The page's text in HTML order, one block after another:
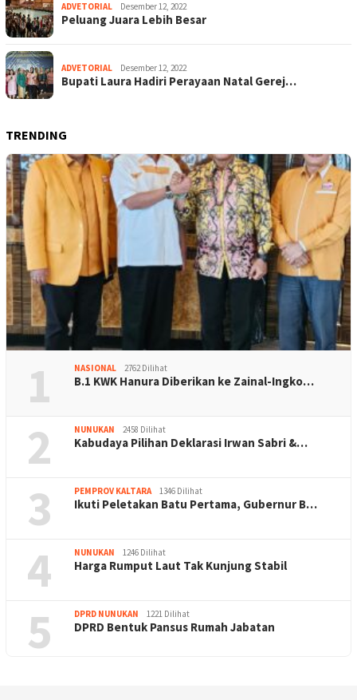
ADVETORIAL Desember 12, 2022
Peluang Juara Lebih Besar
ADVETORIAL Desember 12, 2022
Bupati Laura Hadiri Perayaan Natal Gerej…
TRENDING
1 NASIONAL 2762 Dilihat
B.1 KWK Hanura Diberikan ke Zainal-Ingko…
2 NUNUKAN 2458 Dilihat
Kabudaya Pilihan Deklarasi Irwan Sabri &…
3 PEMPROV KALTARA 1346 Dilihat
Ikuti Peletakan Batu Pertama, Gubernur B…
4 NUNUKAN 1246 Dilihat
Harga Rumput Laut Tak Kunjung Stabil
5 DPRD NUNUKAN 1221 Dilihat
DPRD Bentuk Pansus Rumah Jabatan